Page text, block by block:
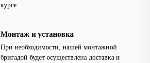
курсе
Монтаж и установка
При необходимости, нашей монтажной
бригадой будет осуществлена доставка и